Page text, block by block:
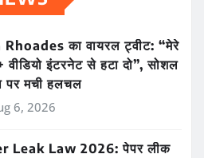
का वायरल ट्वीट: “मेरे
इंटरनेट से हटा दो”, सोशल
पर मची हलचल
6, 2026
Leak Law 2026: पेपर लीक